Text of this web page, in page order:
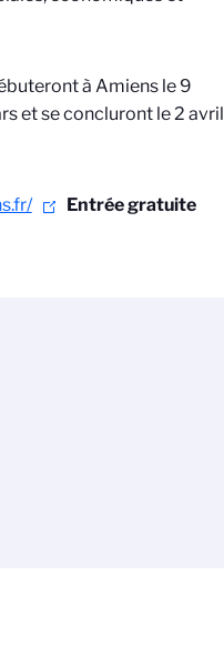
à Amiens le 9
et se concluront le 2 avril
Entrée gratuite